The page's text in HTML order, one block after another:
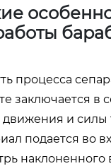
процесса
заключается в
движения и силы
подается во